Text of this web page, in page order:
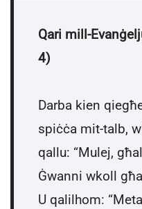
Qari mill-
4)
Darba kien
spiċċa mit-talb,
qallu: “Mulej,
Ġwanni wkoll
U qalilhom: